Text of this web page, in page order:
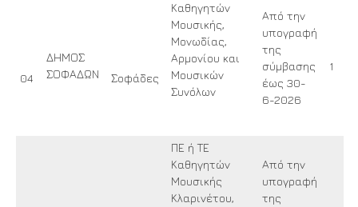
04
ΔΗΜΟΣ
ΣΟΦΑΔΩΝ
Σοφάδες
Καθηγητών
Μουσικής,
Μονωδίας,
Αρμονίου και
Μουσικών
Συνόλων
Από την
υπογραφή
της
σύμβασης
έως 30-
6-2026
1
ΠΕ ή ΤΕ
Καθηγητών
Μουσικής
Κλαρινέτου,
Από την
υπογραφή
της